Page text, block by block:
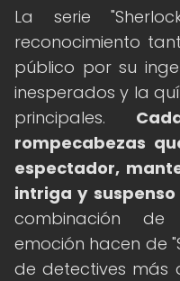
La serie
reconocimiento
público por su
inesperados y la
principales.
rompecabezas
espectador,
intriga y
combinación
emoción hacen de
de detectives más